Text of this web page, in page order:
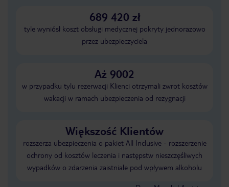
689 420 zł
tyle wyniósł koszt obsługi medycznej pokryty jednorazowo
przez ubezpieczyciela
Aż 9002
w przypadku tylu rezerwacji Klienci otrzymali zwrot kosztów
wakacji w ramach ubezpieczenia od rezygnacji
Większość Klientów
rozszerza ubezpieczenia o pakiet All Inclusive - rozszerzenie
ochrony od kosztów leczenia i następstw nieszczęśliwych
wypadków o zdarzenia zaistniałe pod wpływem alkoholu